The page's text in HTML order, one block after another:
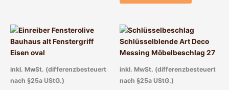
inkl. MwSt. (differenzbesteuert
nach §25a UStG.)
inkl. MwSt. (differenzbesteuert
nach §25a UStG.)